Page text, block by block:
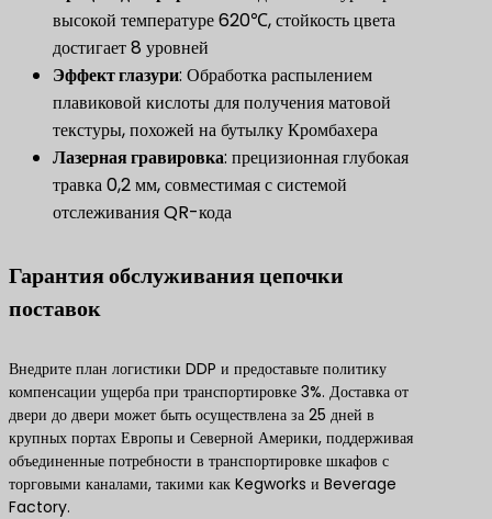
высокой температуре 620℃, стойкость цвета
достигает 8 уровней
Эффект глазури​: Обработка распылением
плавиковой кислоты для получения матовой
текстуры, похожей на бутылку Кромбахера
​Лазерная гравировка​: прецизионная глубокая
травка 0,2 мм, совместимая с системой
отслеживания QR-кода
Гарантия обслуживания цепочки
поставок
Внедрите план логистики DDP и предоставьте политику
компенсации ущерба при транспортировке 3%. Доставка от
двери до двери может быть осуществлена за 25 дней в
крупных портах Европы и Северной Америки, поддерживая
объединенные потребности в транспортировке шкафов с
торговыми каналами, такими как Kegworks и Beverage
Factory.